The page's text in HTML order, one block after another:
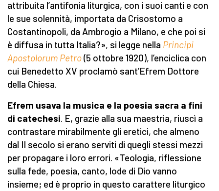
attribuita l’antifonia liturgica, con i suoi canti e con
le sue solennità, importata da Crisostomo a
Costantinopoli, da Ambrogio a Milano, e che poi si
è diffusa in tutta Italia?», si legge nella Principi
Apostolorum Petro(5 ottobre 1920), l’enciclica con
cui Benedetto XV proclamò sant’Efrem Dottore
della Chiesa.
Efrem usava la musica e la poesia sacra a fini
di catechesi. E, grazie alla sua maestria, riuscì a
contrastare mirabilmente gli eretici, che almeno
dal II secolo si erano serviti di quegli stessi mezzi
per propagare i loro errori. «Teologia, riflessione
sulla fede, poesia, canto, lode di Dio vanno
insieme; ed è proprio in questo carattere liturgico